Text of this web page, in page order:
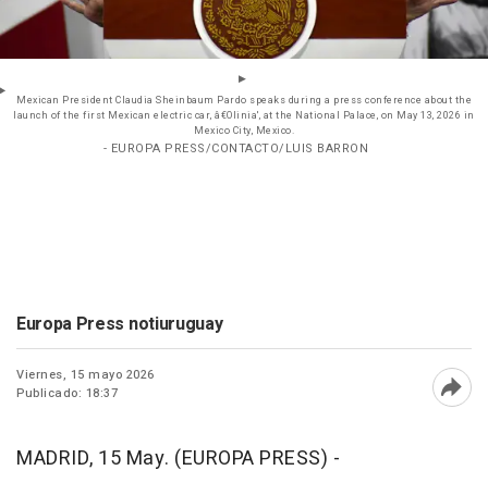
Mexican President Claudia Sheinbaum Pardo speaks during a press conference about the
launch of the first Mexican electric car, â€Olinia', at the National Palace, on May 13, 2026 in
Mexico City, Mexico.
- EUROPA PRESS/CONTACTO/LUIS BARRON
Europa Press notiuruguay
Viernes, 15 mayo 2026
Publicado: 18:37
MADRID, 15 May. (EUROPA PRESS) -